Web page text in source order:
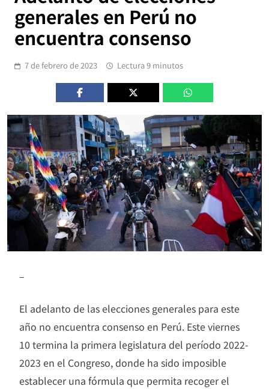
generales en Perú no
encuentra consenso
7 de febrero de 2023 Lectura 9 minutos
–
El adelanto de las elecciones generales para este
año no encuentra consenso en Perú. Este viernes
10 termina la primera legislatura del período 2022-
2023 en el Congreso, donde ha sido imposible
establecer una fórmula que permita recoger el